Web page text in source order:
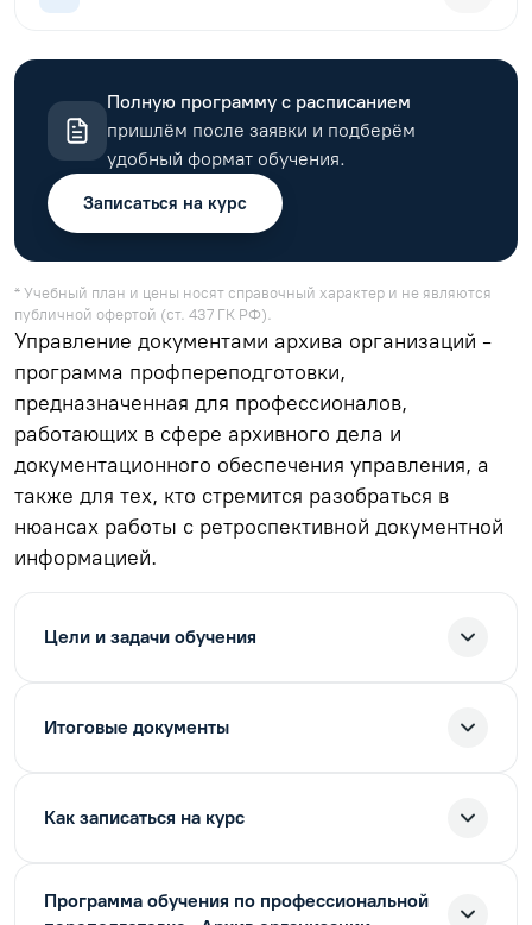
Полную программу с расписанием
пришлём после заявки и подберём
удобный формат обучения.
Записаться на курс
* Учебный план и цены носят справочный характер и не являются
публичной офертой (ст. 437 ГК РФ).
Управление документами архива организаций -
программа профпереподготовки,
предназначенная для профессионалов,
работающих в сфере архивного дела и
документационного обеспечения управления, а
также для тех, кто стремится разобраться в
нюансах работы с ретроспективной документной
информацией.
Цели и задачи обучения
Итоговые документы
Как записаться на курс
Программа обучения по профессиональной